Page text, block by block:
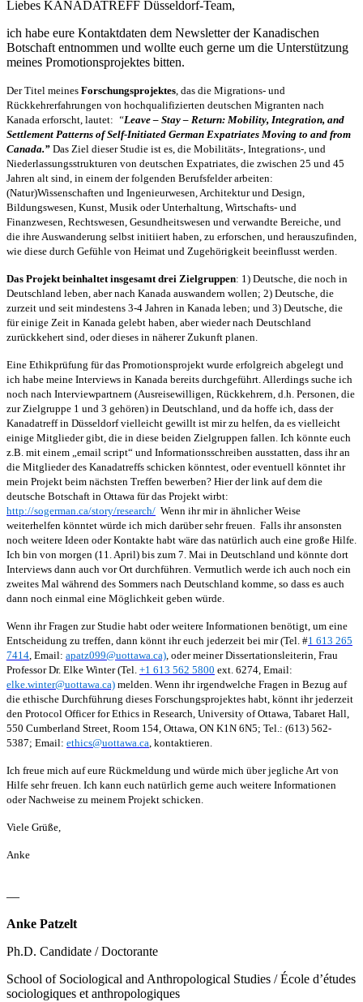
Liebes KANADATREFF Düsseldorf-Team,
ich habe eure Kontaktdaten dem Newsletter der Kanadischen
Botschaft entnommen und wollte euch gerne um die Unterstützung
meines Promotionsprojektes bitten.
Der Titel meines Forschungsprojektes , das die Migrations- und
Rückkehrerfahrungen von hochqualifizierten deutschen Migranten nach
Kanada erforscht, lautet: “Leave – Stay – Return: Mobility, Integration, and
Settlement Patterns of Self-Initiated German Expatriates Moving to and from
Canada.” Das Ziel dieser Studie ist es, die Mobilitäts-, Integrations-, und
Niederlassungsstrukturen von deutschen Expatriates, die zwischen 25 und 45
Jahren alt sind, in einem der folgenden Berufsfelder arbeiten:
(Natur)Wissenschaften und Ingenieurwesen, Architektur und Design,
Bildungswesen, Kunst, Musik oder Unterhaltung, Wirtschafts- und
Finanzwesen, Rechtswesen, Gesundheitswesen und verwandte Bereiche, und
die ihre Auswanderung selbst initiiert haben, zu erforschen, und herauszufinden,
wie diese durch Gefühle von Heimat und Zugehörigkeit beeinflusst werden.
Das Projekt beinhaltet insgesamt drei Zielgruppen: 1) Deutsche, die noch in
Deutschland leben, aber nach Kanada auswandern wollen; 2) Deutsche, die
zurzeit und seit mindestens 3-4 Jahren in Kanada leben; und 3) Deutsche, die
für einige Zeit in Kanada gelebt haben, aber wieder nach Deutschland
zurückkehert sind, oder dieses in näherer Zukunft planen.
Eine Ethikprüfung für das Promotionsprojekt wurde erfolgreich abgelegt und
ich habe meine Interviews in Kanada bereits durchgeführt. Allerdings suche ich
noch nach Interviewpartnern (Ausreisewilligen, Rückkehrern, d.h. Personen, die
zur Zielgruppe 1 und 3 gehören) in Deutschland, und da hoffe ich, dass der
Kanadatreff in Düsseldorf vielleicht gewillt ist mir zu helfen, da es vielleicht
einige Mitglieder gibt, die in diese beiden Zielgruppen fallen. Ich könnte euch
z.B. mit einem „email script“ und Informationsschreiben ausstatten, dass ihr an
die Mitglieder des Kanadatreffs schicken könntest, oder eventuell könntet ihr
mein Projekt beim nächsten Treffen bewerben? Hier der link auf dem die
deutsche Botschaft in Ottawa für das Projekt wirbt:
http://sogerman.ca/story/research/ Wenn ihr mir in ähnlicher Weise
weiterhelfen könntet würde ich mich darüber sehr freuen. Falls ihr ansonsten
noch weitere Ideen oder Kontakte habt wäre das natürlich auch eine große Hilfe.
Ich bin von morgen (11. April) bis zum 7. Mai in Deutschland und könnte dort
Interviews dann auch vor Ort durchführen. Vermutlich werde ich auch noch ein
zweites Mal während des Sommers nach Deutschland komme, so dass es auch
dann noch einmal eine Möglichkeit geben würde.
Wenn ihr Fragen zur Studie habt oder weitere Informationen benötigt, um eine
Entscheidung zu treffen, dann könnt ihr euch jederzeit bei mir (Tel. #1 613 265
7414 , Email: apatz099@uottawa.ca) , oder meiner Dissertationsleiterin, Frau
Professor Dr. Elke Winter (Tel. +1 613 562 5800 ext. 6274, Email:
elke.winter@uottawa.ca) melden. Wenn ihr irgendwelche Fragen in Bezug auf
die ethische Durchführung dieses Forschungsprojektes habt, könnt ihr jederzeit
den Protocol Officer for Ethics in Research, University of Ottawa, Tabaret Hall,
550 Cumberland Street, Room 154, Ottawa, ON K1N 6N5; Tel.: (613) 562-
5387; Email: ethics@uottawa.ca , kontaktieren.
Ich freue mich auf eure Rückmeldung und würde mich über jegliche Art von
Hilfe sehr freuen. Ich kann euch natürlich gerne auch weitere Informationen
oder Nachweise zu meinem Projekt schicken.
Viele Grüße,
Anke
—
Anke Patzelt
Ph.D. Candidate / Doctorante
School of Sociological and Anthropological Studies / École d’études
sociologiques et anthropologiques